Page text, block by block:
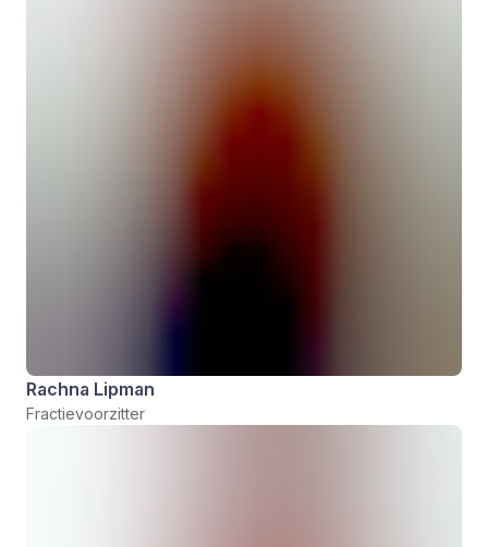
Rachna Lipman
Fractievoorzitter